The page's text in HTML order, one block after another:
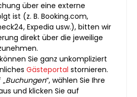
über eine externe
ist (z. B. Booking.com,
Expedia usw.), bitten wir
direkt über die jeweilige
Sie ganz unkompliziert
Gästeportal stornieren.
Buchungen“, wählen Sie Ihre
und klicken Sie auf